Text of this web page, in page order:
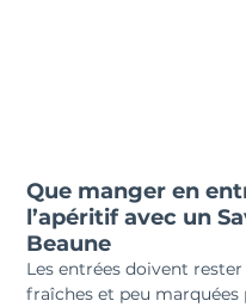
Que manger en
l’apéritif avec un
Beaune
Les entrées doivent rester
fraîches et peu marquées